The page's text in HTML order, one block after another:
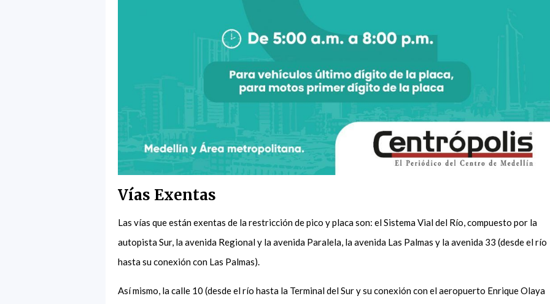
Vías Exentas
Las vías que están exentas de la restricción de pico y placa son: el Sistema Vial del Río, compuesto por la
autopista Sur, la avenida Regional y la avenida Paralela, la avenida Las Palmas y la avenida 33 (desde el río
hasta su conexión con Las Palmas).
Así mismo, la calle 10 (desde el río hasta la Terminal del Sur y su conexión con el aeropuerto Enrique Olaya